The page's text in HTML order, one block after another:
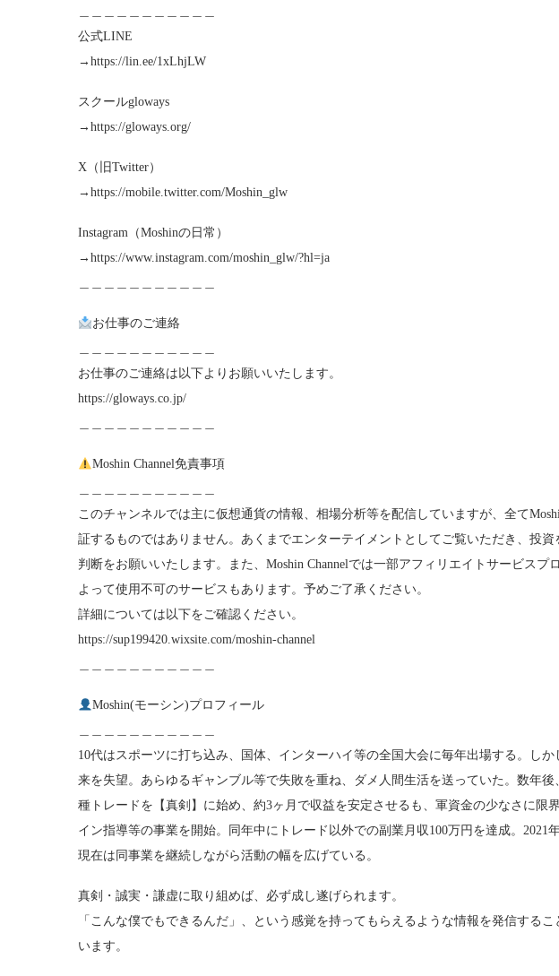
公式LINE
→https://lin.ee/1xLhjLW
スクールgloways
→https://gloways.org/
X（旧Twitter）
→https://mobile.twitter.com/Moshin_glw
Instagram（Moshinの日常）
→https://www.instagram.com/moshin_glw/?hl=ja
お仕事のご連絡
お仕事のご連絡は以下よりお願いいたします。
https://gloways.co.jp/
Moshin Channel免責事項
このチャンネルでは主に仮想通貨の情報、相場分析等を配信していますが、全て
証するものではありません。あくまでエンターテイメントとしてご覧いただき、投
判断をお願いいたします。また、Moshin Channelでは一部アフィリエイトサービスプ
よって使用不可のサービスもあります。予めご了承ください。
詳細については以下をご確認ください。
https://sup199420.wixsite.com/moshin-channel
Moshin(モーシン)プロフィール
10代はスポーツに打ち込み、国体、インターハイ等の全国大会に毎年出場する。し
来を失望。あらゆるギャンブル等で失敗を重ね、ダメ人間生活を送っていた。数年
種トレードを【真剣】に始め、約3ヶ月で収益を安定させるも、軍資金の少なさに限
イン指導等の事業を開始。同年中にトレード以外での副業月収100万円を達成。2021
現在は同事業を継続しながら活動の幅を広げている。
真剣・誠実・謙虚に取り組めば、必ず成し遂げられます。
「こんな僕でもできるんだ」、という感覚を持ってもらえるような情報を発信する
います。